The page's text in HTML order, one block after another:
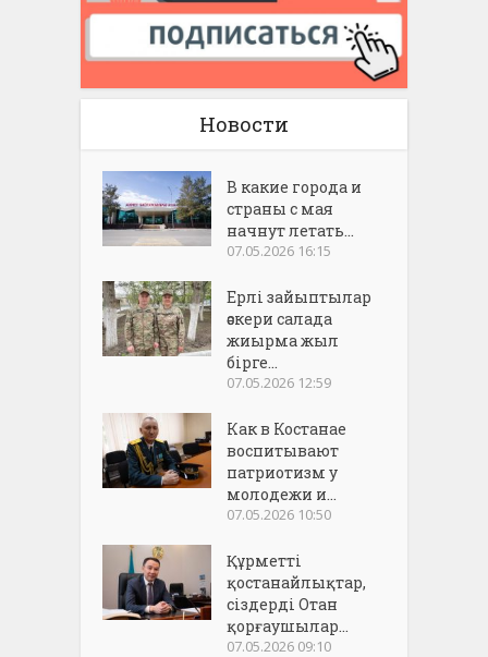
Новости
В какие города и
страны с мая
начнут летать...
07.05.2026 16:15
Ерлі зайыптылар
әскери салада
жиырма жыл
бірге...
07.05.2026 12:59
Как в Костанае
воспитывают
патриотизм у
молодежи и...
07.05.2026 10:50
Құрметті
қостанайлықтар,
сіздерді Отан
қорғаушылар...
07.05.2026 09:10